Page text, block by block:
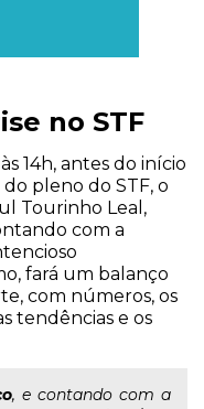
no STF
14h, antes do início
pleno do STF, o
Tourinho Leal,
com a
fará um balanço
com números, os
tendências e os
, e contando com a